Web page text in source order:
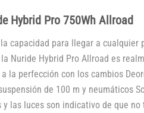
Hybrid Pro 750Wh Allroad
capacidad para llegar a
Nuride Hybrid Pro Allroad es
la perfección con los cambios
de 100 m y neumáticos
y las luces son indicativo de que